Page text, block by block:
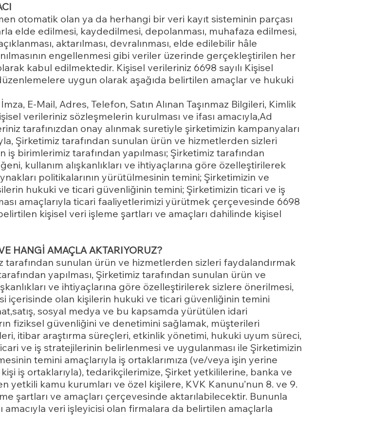
otomatik olan ya da herhangi bir veri kayıt sisteminin parçası
elde edilmesi, kaydedilmesi, depolanması, muhafaza edilmesi,
aktarılması, devralınması, elde edilebilir hâle
engellenmesi gibi veriler üzerinde gerçekleştirilen her
kabul edilmektedir. Kişisel verileriniz 6698 sayılı Kişisel
uygun olarak aşağıda belirtilen amaçlar ve hukuki
E-Mail, Adres, Telefon, Satın Alınan Taşınmaz Bilgileri, Kimlik
verileriniz sözleşmelerin kurulması ve ifası amacıyla,Ad
tarafınızdan onay alınmak suretiyle şirketimizin kampanyaları
Şirketimiz tarafından sunulan ürün ve hizmetlerden sizleri
iş birimlerimiz tarafından yapılması; Şirketimiz tarafından
kullanım alışkanlıkları ve ihtiyaçlarına göre özelleştirilerek
politikalarının yürütülmesinin temini; Şirketimizin ve
hukuki ve ticari güvenliğinin temini; Şirketimizin ticari ve iş
amaçlarıyla ticari faaliyetlerimizi yürütmek çerçevesinde 6698
kişisel veri işleme şartları ve amaçları dahilinde kişisel
HANGİ AMAÇLA AKTARIYORUZ?
tarafından sunulan ürün ve hizmetlerden sizleri faydalandırmak
yapılması, Şirketimiz tarafından sunulan ürün ve
ve ihtiyaçlarına göre özelleştirilerek sizlere önerilmesi,
içerisinde olan kişilerin hukuki ve ticari güvenliğinin temini
sosyal medya ve bu kapsamda yürütülen idari
fiziksel güvenliğini ve denetimini sağlamak, müşterileri
itibar araştırma süreçleri, etkinlik yönetimi, hukuki uyum süreci,
ve iş stratejilerinin belirlenmesi ve uygulanması ile Şirketimizin
temini amaçlarıyla iş ortaklarımıza (ve/veya işin yerine
iş ortaklarıyla), tedarikçilerimize, Şirket yetkililerine, banka ve
yetkili kamu kurumları ve özel kişilere, KVK Kanunu’nun 8. ve 9.
şartları ve amaçları çerçevesinde aktarılabilecektir. Bununla
amacıyla veri işleyicisi olan firmalara da belirtilen amaçlarla